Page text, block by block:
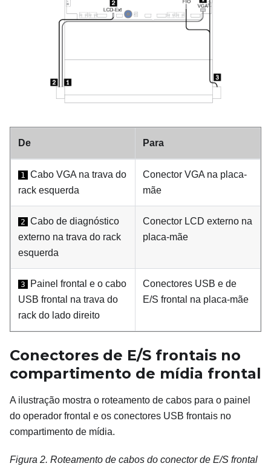
De Para
1
Cabo VGA na trava do
rack esquerda
Conector VGA na placa-
mãe
2 Cabo de diagnóstico
externo na trava do rack
esquerda
Conector LCD externo na
placa-mãe
3
Painel frontal e o cabo
USB frontal na trava do
rack do lado direito
Conectores USB e de
E/S frontal na placa-mãe
Conectores de E/S frontais no
compartimento de mídia frontal
A ilustração mostra o roteamento de cabos para o painel
do operador frontal e os conectores USB frontais no
compartimento de mídia.
Figura 2. Roteamento de cabos do conector de E/S frontal